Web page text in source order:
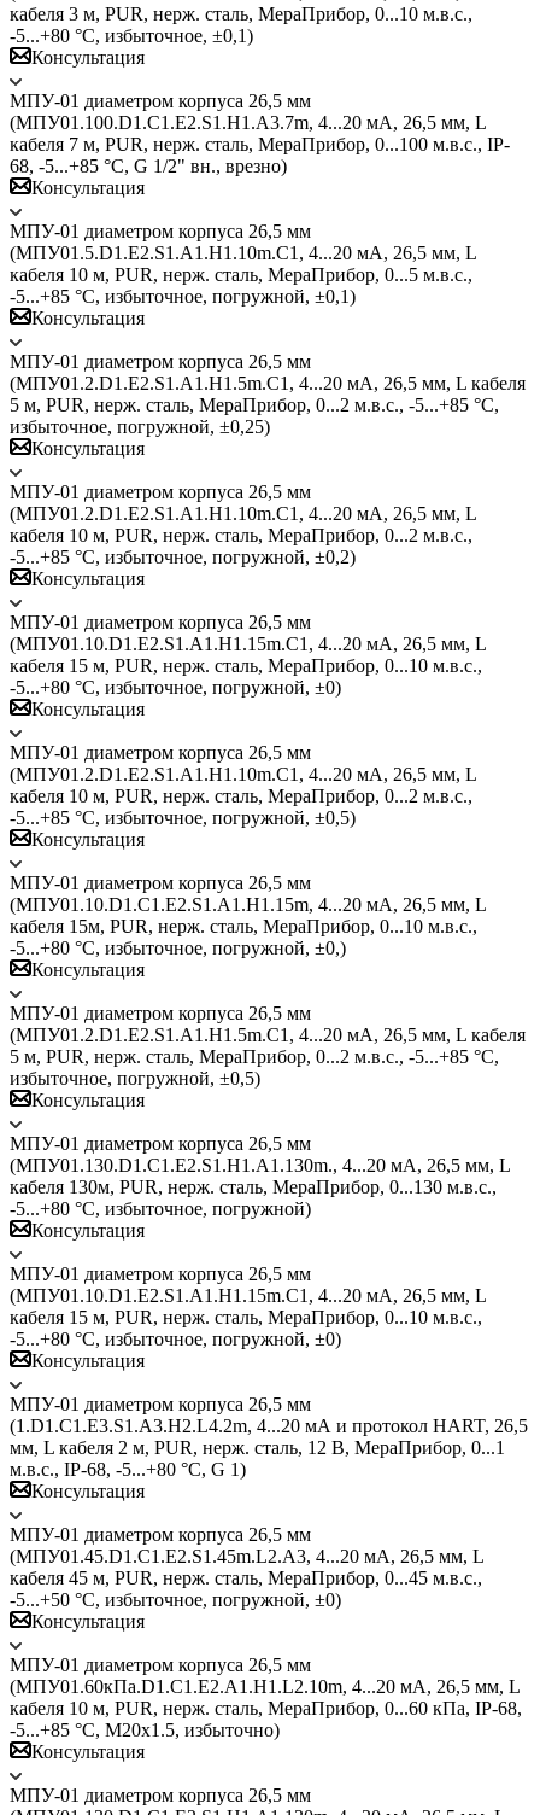
кабеля 3 м, PUR, нерж. сталь, МераПрибор, 0...10 м.в.с.,
-5...+80 °C, избыточное, ±0,1)
Консультация
МПУ-01 диаметром корпуса 26,5 мм
(МПУ01.100.D1.C1.E2.S1.H1.A3.7m, 4...20 мА, 26,5 мм, L
кабеля 7 м, PUR, нерж. сталь, МераПрибор, 0...100 м.в.с., IP-
68, -5...+85 °C, G 1/2" вн., врезно)
Консультация
МПУ-01 диаметром корпуса 26,5 мм
(МПУ01.5.D1.E2.S1.A1.H1.10m.C1, 4...20 мА, 26,5 мм, L
кабеля 10 м, PUR, нерж. сталь, МераПрибор, 0...5 м.в.с.,
-5...+85 °C, избыточное, погружной, ±0,1)
Консультация
МПУ-01 диаметром корпуса 26,5 мм
(МПУ01.2.D1.E2.S1.A1.H1.5m.C1, 4...20 мА, 26,5 мм, L кабеля
5 м, PUR, нерж. сталь, МераПрибор, 0...2 м.в.с., -5...+85 °C,
избыточное, погружной, ±0,25)
Консультация
МПУ-01 диаметром корпуса 26,5 мм
(МПУ01.2.D1.E2.S1.A1.H1.10m.C1, 4...20 мА, 26,5 мм, L
кабеля 10 м, PUR, нерж. сталь, МераПрибор, 0...2 м.в.с.,
-5...+85 °C, избыточное, погружной, ±0,2)
Консультация
МПУ-01 диаметром корпуса 26,5 мм
(МПУ01.10.D1.E2.S1.A1.H1.15m.C1, 4...20 мА, 26,5 мм, L
кабеля 15 м, PUR, нерж. сталь, МераПрибор, 0...10 м.в.с.,
-5...+80 °C, избыточное, погружной, ±0)
Консультация
МПУ-01 диаметром корпуса 26,5 мм
(МПУ01.2.D1.E2.S1.A1.H1.10m.C1, 4...20 мА, 26,5 мм, L
кабеля 10 м, PUR, нерж. сталь, МераПрибор, 0...2 м.в.с.,
-5...+85 °C, избыточное, погружной, ±0,5)
Консультация
МПУ-01 диаметром корпуса 26,5 мм
(МПУ01.10.D1.С1.E2.S1.A1.H1.15m, 4...20 мА, 26,5 мм, L
кабеля 15м, PUR, нерж. сталь, МераПрибор, 0...10 м.в.с.,
-5...+80 °C, избыточное, погружной, ±0,)
Консультация
МПУ-01 диаметром корпуса 26,5 мм
(МПУ01.2.D1.E2.S1.A1.H1.5m.C1, 4...20 мА, 26,5 мм, L кабеля
5 м, PUR, нерж. сталь, МераПрибор, 0...2 м.в.с., -5...+85 °C,
избыточное, погружной, ±0,5)
Консультация
МПУ-01 диаметром корпуса 26,5 мм
(МПУ01.130.D1.C1.E2.S1.H1.A1.130m., 4...20 мА, 26,5 мм, L
кабеля 130м, PUR, нерж. сталь, МераПрибор, 0...130 м.в.с.,
-5...+80 °C, избыточное, погружной)
Консультация
МПУ-01 диаметром корпуса 26,5 мм
(МПУ01.10.D1.E2.S1.A1.H1.15m.C1, 4...20 мА, 26,5 мм, L
кабеля 15 м, PUR, нерж. сталь, МераПрибор, 0...10 м.в.с.,
-5...+80 °C, избыточное, погружной, ±0)
Консультация
МПУ-01 диаметром корпуса 26,5 мм
(1.D1.C1.E3.S1.A3.H2.L4.2m, 4...20 мА и протокол HART, 26,5
мм, L кабеля 2 м, PUR, нерж. сталь, 12 В, МераПрибор, 0...1
м.в.с., IP-68, -5...+80 °C, G 1)
Консультация
МПУ-01 диаметром корпуса 26,5 мм
(МПУ01.45.D1.C1.E2.S1.45m.L2.A3, 4...20 мА, 26,5 мм, L
кабеля 45 м, PUR, нерж. сталь, МераПрибор, 0...45 м.в.с.,
-5...+50 °C, избыточное, погружной, ±0)
Консультация
МПУ-01 диаметром корпуса 26,5 мм
(МПУ01.60кПа.D1.C1.E2.A1.H1.L2.10m, 4...20 мА, 26,5 мм, L
кабеля 10 м, PUR, нерж. сталь, МераПрибор, 0...60 кПа, IP-68,
-5...+85 °C, M20x1.5, избыточно)
Консультация
МПУ-01 диаметром корпуса 26,5 мм